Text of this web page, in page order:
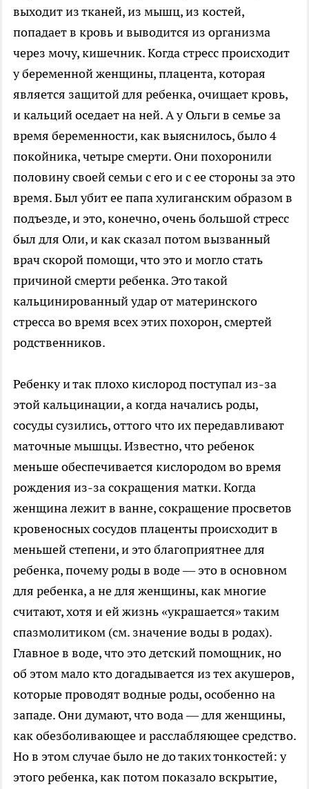
выходит из тканей, из мышц, из костей,
попадает в кровь и выводится из организма
через мочу, кишечник. Когда стресс происходит
у беременной женщины, плацента, которая
является защитой для ребенка, очищает кровь,
и кальций оседает на ней. А у Ольги в семье за
время беременности, как выяснилось, было 4
покойника, четыре смерти. Они похоронили
половину своей семьи с его и с ее стороны за это
время. Был убит ее папа хулиганским образом в
подъезде, и это, конечно, очень большой стресс
был для Оли, и как сказал потом вызванный
врач скорой помощи, что это и могло стать
причиной смерти ребенка. Это такой
кальцинированный удар от материнского
стресса во время всех этих похорон, смертей
родственников.
Ребенку и так плохо кислород поступал из-за
этой кальцинации, а когда начались роды,
сосуды сузились, оттого что их передавливают
маточные мышцы. Известно, что ребенок
меньше обеспечивается кислородом во время
рождения из-за сокращения матки. Когда
женщина лежит в ванне, сокращение просветов
кровеносных сосудов плаценты происходит в
меньшей степени, и это благоприятнее для
ребенка, почему роды в воде — это в основном
для ребенка, а не для женщины, как многие
считают, хотя и ей жизнь «украшается» таким
спазмолитиком (см. значение воды в родах).
Главное в воде, что это детский помощник, но
об этом мало кто догадывается из тех акушеров,
которые проводят водные роды, особенно на
западе. Они думают, что вода — для женщины,
как обезболивающее и расслабляющее средство.
Но в этом случае было не до таких тонкостей: у
этого ребенка, как потом показало вскрытие,